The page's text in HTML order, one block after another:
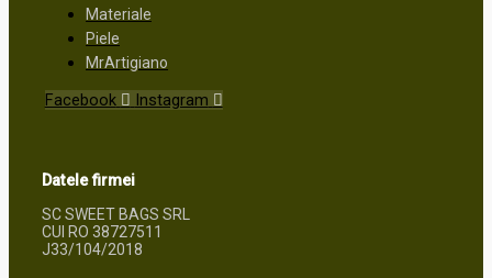
Materiale
Piele
MrArtigiano
Facebook Instagram
Datele firmei
SC SWEET BAGS SRL
CUI RO 38727511
J33/104/2018